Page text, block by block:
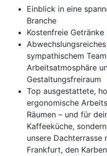
Einblick in eine
Branche
Kostenfreie
sympathischem
Arbeitsatmosphäre
Gestaltungsfreiraum
Top ausgestattete,
ergonomische
Räumen – und für
Kaffeeküche,
unsere
Frankfurt, den